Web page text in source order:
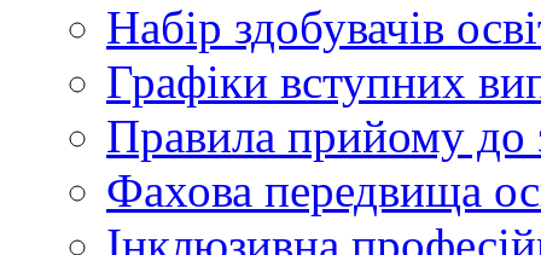
Набір здобувачів
Графіки вступних
Правила прийому до
Фахова передвища